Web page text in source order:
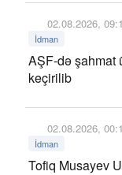
02.08.2026,
İdman
AŞF-də şahmat
keçirilib
02.08.2026,
İdman
Tofiq Musayev